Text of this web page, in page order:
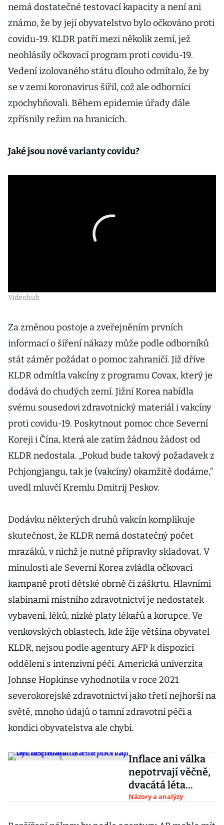
nemá dostatečné testovací kapacity a není ani
známo, že by její obyvatelstvo bylo očkováno proti
covidu-19. KLDR patří mezi několik zemí, jež
neohlásily očkovací program proti covidu-19.
Vedení izolovaného státu dlouho odmítalo, že by
se v zemi koronavirus šířil, což ale odborníci
zpochybňovali. Během epidemie úřady dále
zpřísnily režim na hranicích.
Jaké jsou nové varianty covidu?
Videohub
Za změnou postoje a zveřejněním prvních
informací o šíření nákazy může podle odborníků
stát záměr požádat o pomoc zahraničí. Již dříve
KLDR odmítla vakcíny z programu Covax, který je
dodává do chudých zemí. Jižní Korea nabídla
svému sousedovi zdravotnický materiál i vakcíny
proti covidu-19. Poskytnout pomoc chce Severní
Koreji i Čína, která ale zatím žádnou žádost od
KLDR nedostala. „Pokud bude takový požadavek z
Pchjongjangu, tak je (vakcíny) okamžitě dodáme,“
uvedl mluvčí Kremlu Dmitrij Peskov.
Dodávku některých druhů vakcín komplikuje
skutečnost, že KLDR nemá dostatečný počet
mrazáků, v nichž je nutné přípravky skladovat. V
minulosti ale Severní Korea zvládla očkovací
kampaně proti dětské obrně či záškrtu. Hlavními
slabinami místního zdravotnictví je nedostatek
vybavení, léků, nízké platy lékařů a korupce. Ve
venkovských oblastech, kde žije většina obyvatel
KLDR, nejsou podle agentury AFP k dispozici
oddělení s intenzivní péčí. Americká univerzita
Johnse Hopkinse vyhodnotila v roce 2021
severokorejské zdravotnictví jako třetí nejhorší na
světě, mnoho údajů o tamní zdravotní péči a
kondici obyvatelstva ale chybí.
Inflace ani válka
nepotrvají věčně,
dvacátá léta
mohou být
Názory a analýzy